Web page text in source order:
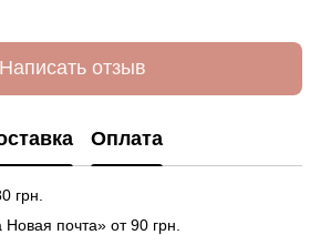
Написать отзыв
Оплата
грн.
почта» от 90 грн.